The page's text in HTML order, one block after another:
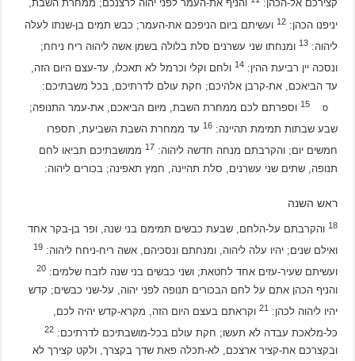
קצירכם אל-הכהן:
והניף את-העמר לפני יהוה לרצנכם; ממחרת השבת,
יניפנו הכהן:12 ועשיתם ביום הניפכם את-העמר; כבש תמים בן-שנתו לעלה
ליהוה:13 ומנחתו שני עשרנים סלת בלולה בשמן אשה ליהוה ריח ניחח;
ונסכה יין רביעת ההין:14 ולחם וקלי וכרמל לא תאכלו, עד-עצם היום הזה,
עד הביאכם, את-קרבן אלהיכם; חקת עולם לדרתיכם, בכל משבתיכם:
ס 15 וספרתם לכם ממחרת השבת, מיום הביאכם, את-עמר התנופה;
שבע שבתות תמימת תהיינה:16 עד ממחרת השבת השביעת, תספרו
חמשים יום; והקרבתם מנחה חדשה ליהוה: 17 ממושבתיכם תביאו לחם
תנופה, שתים שני עשרנים, סלת תהיינה, חמץ תאפינה; בכורים ליהוה:
ראש השנה
18 והקרבתם על-הלחם, שבעת כבשים תמימם בני שנה, ופר בן-בקר אחד
ואילם שנים; יהיו עלה ליהוה, ומנחתם ונסכיהם, אשה ריח-ניחח ליהוה:19
ועשיתם שעיר-עזים אחד לחטאת; ושני כבשים בני שנה לזבח שלמים:20
והניף הכהן אתם על לחם הבכורים תנופה לפני יהוה, על-שני כבשים; קדש
יהיו ליהוה לכהן:21 וקראתם בעצם היום הזה, מקרא-קדש יהיה לכם,
כל-מלאכת עבדה לא תעשו; חקת עולם בכל-מושבתיכם לדרתיכם:22
ובקצרכם את-קציר ארצכם, לא-תכלה פאת שדך בקצרך, ולקט קצירך לא